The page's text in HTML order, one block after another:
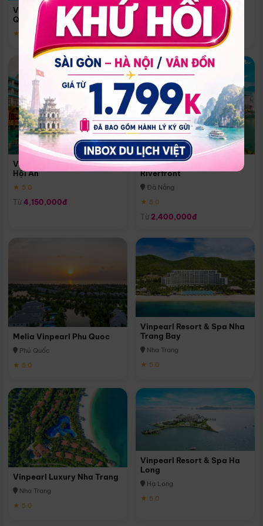
Vinpearl Resort & Spa Phu
Quoc
★ 5.0
Quoc
Phú Quốc
★ 5.0
Vinpearl Resort & Golf Nam
Hội An
★ 5.0
Từ 4,150,000đ
Melia Vinpearl Danang
Riverfront
Đà Nẵng
★ 5.0
Từ 2,400,000đ
Melia Vinpearl Phu Quoc
Phú Quốc
★ 5.0
Vinpearl Resort & Spa Nha
Trang Bay
Nha Trang
★ 5.0
Vinpearl Luxury Nha Trang
Nha Trang
★ 5.0
Vinpearl Resort & Spa Ha
Long
Hạ Long
★ 5.0